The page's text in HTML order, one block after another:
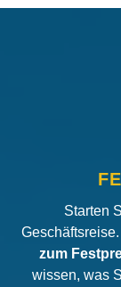
Starten
zum
wissen, was